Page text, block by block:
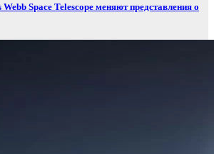
Space Telescope меняют представления о